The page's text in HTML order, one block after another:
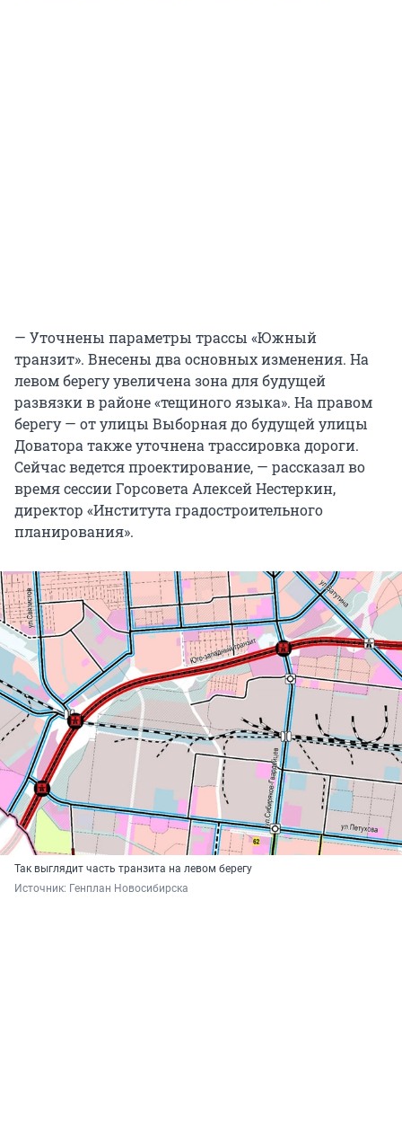
— Уточнены параметры трассы «Южный
транзит». Внесены два основных изменения. На
левом берегу увеличена зона для будущей
развязки в районе «тещиного языка». На правом
берегу — от улицы Выборная до будущей улицы
Доватора также уточнена трассировка дороги.
Сейчас ведется проектирование, — рассказал во
время сессии Горсовета Алексей Нестеркин,
директор «Института градостроительного
планирования».
Так выглядит часть транзита на левом берегу
Источник: Генплан Новосибирска